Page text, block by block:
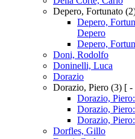
Depero, Fortunato
Depero,
Depero
Depero,
Doni, Rodolfo
Doninelli, Luca
Dorazio
Dorazio, Piero (3) [ -
Dorazio,
Dorazio,
Dorazio,
Dorfles, Gillo